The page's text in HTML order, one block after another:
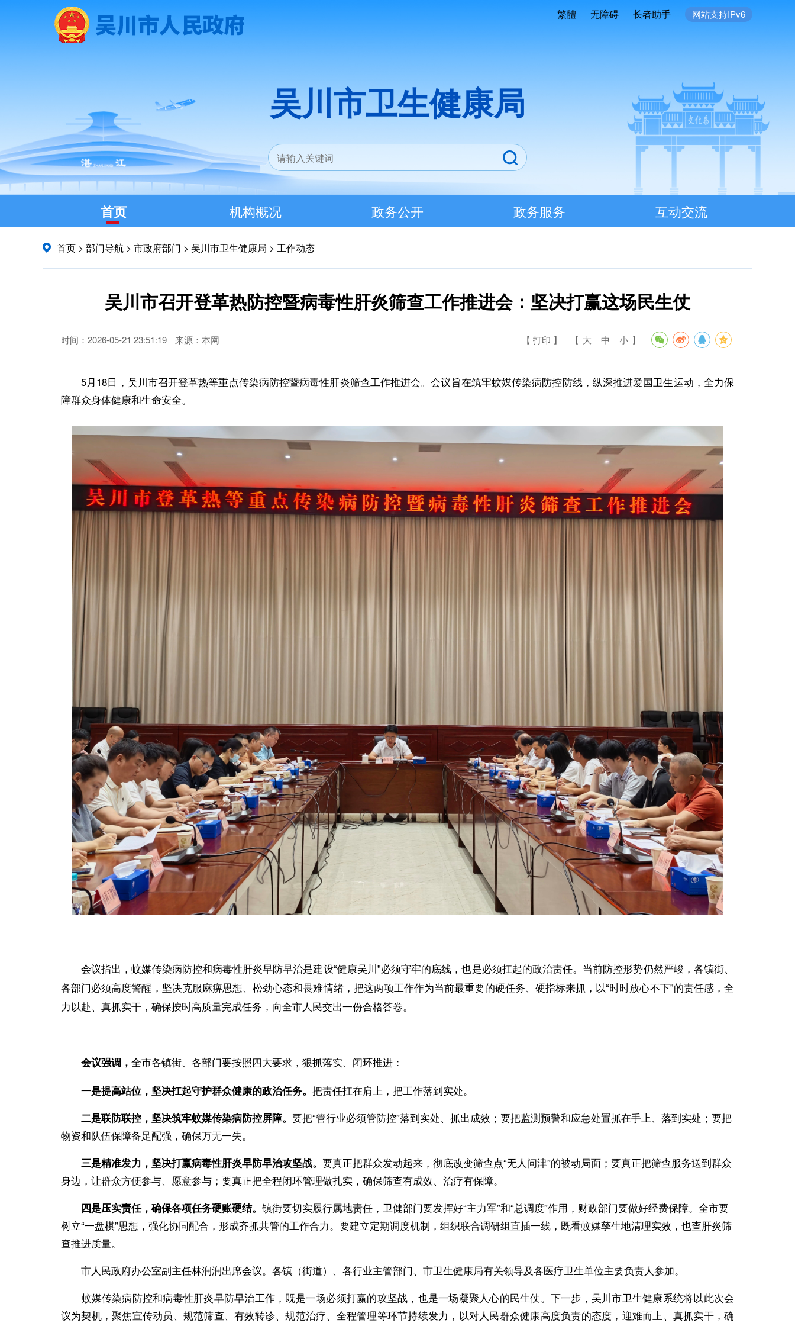
繁體 无障碍 长者助手 网站支持IPv6
吴川市卫生健康局
首页 机构概况 政务公开 政务服务 互动交流
首页 > 部门导航 > 市政府部门 > 吴川市卫生健康局 > 工作动态
吴川市召开登革热防控暨病毒性肝炎筛查工作推进会：坚决打赢这场民生仗
时间：2026-05-21 23:51:19 来源：本网 【 打印 】 【 大 中 小 】
5月18日，吴川市召开登革热等重点传染病防控暨病毒性肝炎筛查工作推进会。会议旨在筑牢蚊媒传染病防控防线，纵深推进爱国卫生运动，全力保
障群众身体健康和生命安全。
会议指出，蚊媒传染病防控和病毒性肝炎早防早治是建设“健康吴川”必须守牢的底线，也是必须扛起的政治责任。当前防控形势仍然严峻，各镇街、
各部门必须高度警醒，坚决克服麻痹思想、松劲心态和畏难情绪，把这两项工作作为当前最重要的硬任务、硬指标来抓，以“时时放心不下”的责任感，全
力以赴、真抓实干，确保按时高质量完成任务，向全市人民交出一份合格答卷。
会议强调， 全市各镇街、各部门要按照四大要求，狠抓落实、闭环推进：
一是提高站位，坚决扛起守护群众健康的政治任务。 把责任扛在肩上，把工作落到实处。
二是联防联控，坚决筑牢蚊媒传染病防控屏障。 要把“管行业必须管防控”落到实处、抓出成效；要把监测预警和应急处置抓在手上、落到实处；要把
物资和队伍保障备足配强，确保万无一失。
三是精准发力，坚决打赢病毒性肝炎早防早治攻坚战。 要真正把群众发动起来，彻底改变筛查点“无人问津”的被动局面；要真正把筛查服务送到群众
身边，让群众方便参与、愿意参与；要真正把全程闭环管理做扎实，确保筛查有成效、治疗有保障。
四是压实责任，确保各项任务硬账硬结。 镇街要切实履行属地责任，卫健部门要发挥好“主力军”和“总调度”作用，财政部门要做好经费保障。全市要
树立“一盘棋”思想，强化协同配合，形成齐抓共管的工作合力。要建立定期调度机制，组织联合调研组直插一线，既看蚊媒孳生地清理实效，也查肝炎筛
查推进质量。
市人民政府办公室副主任林润润出席会议。 各镇（街道）、各行业主管部门、市卫生健康局有关领导及各医疗卫生单位主要负责人参加。
蚊媒传染病防控和病毒性肝炎早防早治工作，既是一场必须打赢的攻坚战，也是一场凝聚人心的民生仗。下一步，吴川市卫生健康系统将以此次会
议为契机，聚焦宣传动员、规范筛查、有效转诊、规范治疗、全程管理等环节持续发力，以对人民群众健康高度负责的态度，迎难而上、真抓实干，确